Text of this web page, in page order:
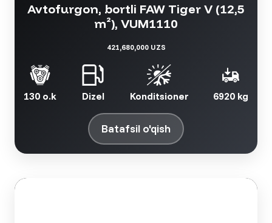
Avtofurgon, bortli FAW Tiger V (12,5
m²), VUM1110
421,680,000 UZS
130 o.k Dizel Konditsioner 6920 kg
Batafsil o'qish